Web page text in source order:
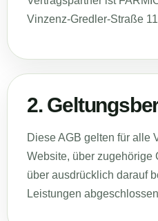
Vinzenz-Gredler-Straße
2.
Diese AGB gelten für alle
Website, über zugehörige
über ausdrücklich darauf
Leistungen